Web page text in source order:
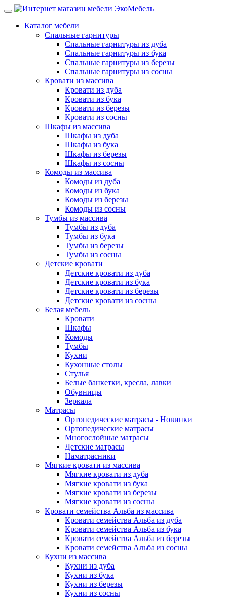
Каталог мебели
Спальные гарнитуры
Спальные гарнитуры из дуба
Спальные гарнитуры из бука
Спальные гарнитуры из березы
Спальные гарнитуры из сосны
Кровати из массива
Кровати из дуба
Кровати из бука
Кровати из березы
Кровати из сосны
Шкафы из массива
Шкафы из дуба
Шкафы из бука
Шкафы из березы
Шкафы из сосны
Комоды из массива
Комоды из дуба
Комоды из бука
Комоды из березы
Комоды из сосны
Тумбы из массива
Тумбы из дуба
Тумбы из бука
Тумбы из березы
Тумбы из сосны
Детские кровати
Детские кровати из дуба
Детские кровати из бука
Детские кровати из березы
Детские кровати из сосны
Белая мебель
Кровати
Шкафы
Комоды
Тумбы
Кухни
Кухонные столы
Стулья
Белые банкетки, кресла, лавки
Обувницы
Зеркала
Матрасы
Ортопедические матрасы - Новинки
Ортопедические матрасы
Многослойные матрасы
Детские матрасы
Наматрасники
Мягкие кровати из массива
Мягкие кровати из дуба
Мягкие кровати из бука
Мягкие кровати из березы
Мягкие кровати из сосны
Кровати семейства Альба из массива
Кровати семейства Альба из дуба
Кровати семейства Альба из бука
Кровати семейства Альба из березы
Кровати семейства Альба из сосны
Кухни из массива
Кухни из дуба
Кухни из бука
Кухни из березы
Кухни из сосны